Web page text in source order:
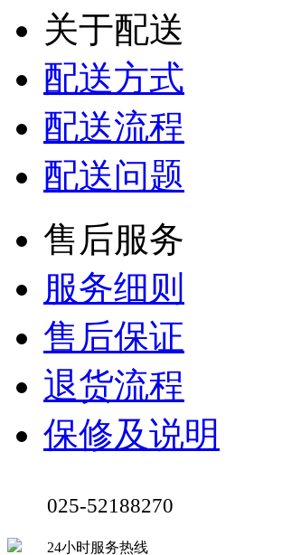
关于配送
配送方式
配送流程
配送问题
售后服务
服务细则
售后保证
退货流程
保修及说明
025-52188270
24小时服务热线